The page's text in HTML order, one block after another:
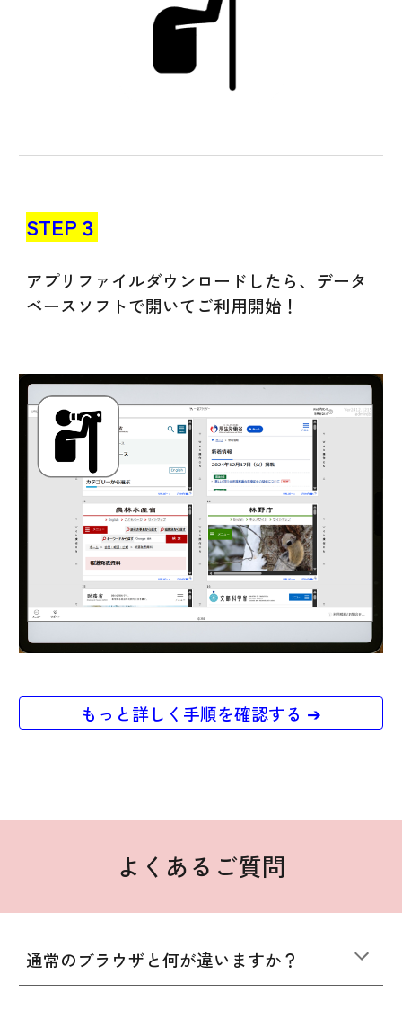
STEP３
アプリファイルダウンロードしたら、データ
ベースソフトで開いて ご利用開始 ！
もっと詳しく手順を確認する ➔
よくあるご質問
通常のブラウザと何が違い ますか？